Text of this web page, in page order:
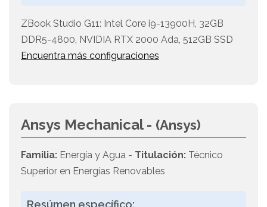
ZBook Studio G11: Intel Core i9-13900H, 32GB
DDR5-4800, NVIDIA RTX 2000 Ada, 512GB SSD
Encuentra más configuraciones
Ansys Mechanical - (Ansys)
Familia: Energía y Agua - Titulación: Técnico
Superior en Energías Renovables
Resúmen específico: